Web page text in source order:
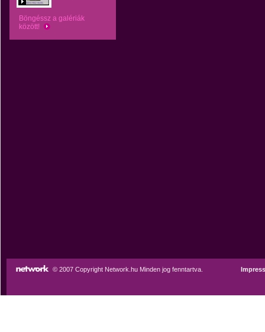
Böngéssz a galériák
között!
© 2007 Copyright Network.hu Minden jog fenntartva.